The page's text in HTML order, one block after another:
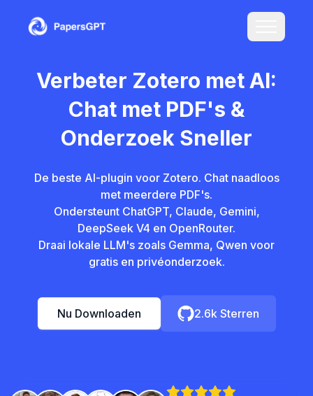
Verbeter Zotero met AI:
Chat met PDF's &
Onderzoek Sneller
De beste AI-plugin voor Zotero. Chat naadloos
met meerdere PDF's.
Ondersteunt ChatGPT, Claude, Gemini,
DeepSeek V4 en OpenRouter.
Draai lokale LLM's zoals Gemma, Qwen voor
gratis en privéonderzoek.
Nu Downloaden 2.6k Sterren